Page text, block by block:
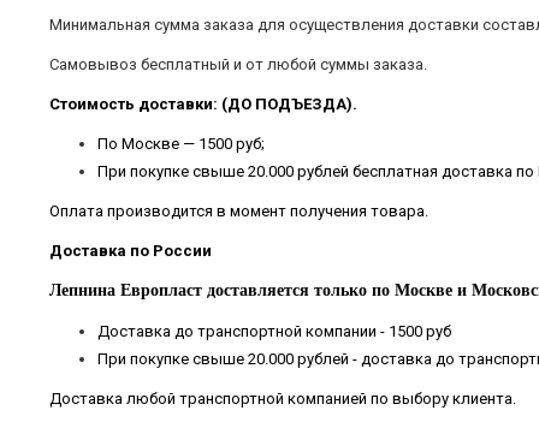
Минимальная сумма заказа для осуществления доставки
Самовывоз бесплатный и от любой суммы заказа.
Стоимость доставки: (ДО ПОДЪЕЗДА).
По Москве — 1500 руб;
При покупке свыше 20.000 рублей бесплатная доставка
Оплата производится в момент получения товара.
Доставка по России
Лепнина Европласт доставляется только по Москве и
Доставка до транспортной компании - 1500 руб
При покупке свыше 20.000 рублей - доставка до
Доставка любой транспортной компанией по выбору клиента.